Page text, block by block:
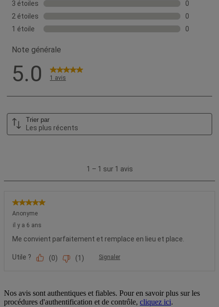
Nos avis sont authentiques et fiables. Pour en savoir plus sur les
procédures d'authentification et de contrôle, cliquez ici.